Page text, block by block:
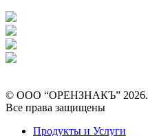
© ООО “ОРЕНЗНАКЪ” 2026.
Все права защищены
Продукты и Услуги